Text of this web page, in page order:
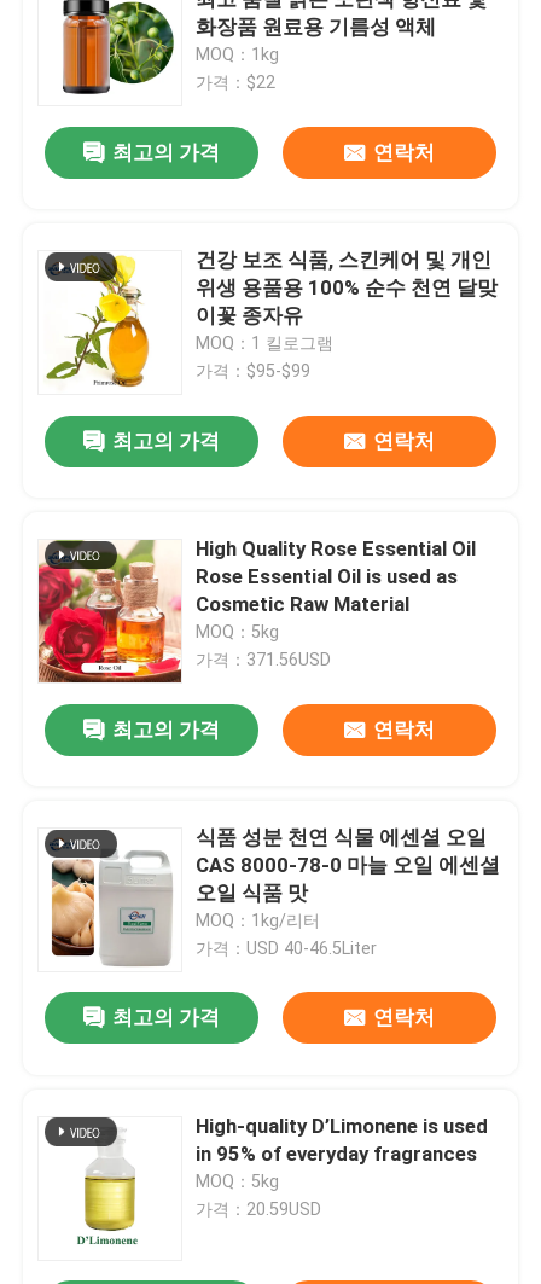
풍미와 방향
합성 향료
천연 식물 에센셜 오일
순수한 식물 추출물
감미료
과일 분말
동결 건조 분말
유기유
자연적 인 체중 감량 재료
천연 색소
화장품 원료용 기름성 액체
MOQ：1kg
가격：$22
최고의 가격 연락처
건강 보조 식품, 스킨케어 및 개인
위생 용품용 100% 순수 천연 달맞
이꽃 종자유
MOQ：1 킬로그램
가격：$95-$99
최고의 가격 연락처
High Quality Rose Essential Oil
Rose Essential Oil is used as
Cosmetic Raw Material
MOQ：5kg
가격：371.56USD
최고의 가격 연락처
식품 성분 천연 식물 에센셜 오일
CAS 8000-78-0 마늘 오일 에센셜
오일 식품 맛
MOQ：1kg/리터
가격：USD 40-46.5Liter
최고의 가격 연락처
High-quality D’Limonene is used
in 95% of everyday fragrances
MOQ：5kg
가격：20.59USD